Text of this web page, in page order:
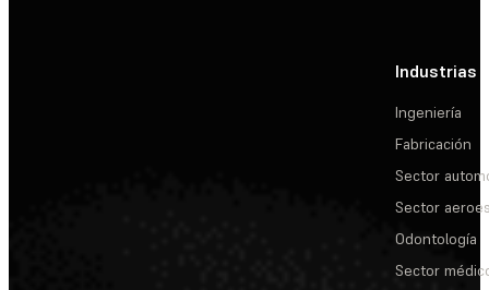
Industrias
Ingeniería
Fabricación
Sector
Sector
Odontología
Sector